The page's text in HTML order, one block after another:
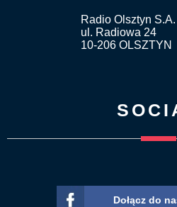
Radio Olsztyn S.A.
ul. Radiowa 24
10-206 OLSZTYN
Dołącz do